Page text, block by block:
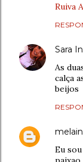
Ruiva
Sara
As
calça
beijos
Eu